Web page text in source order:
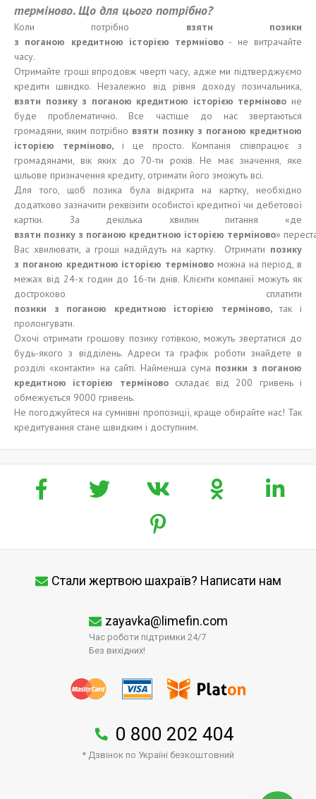
терміново.Що для цього потрібно?
Коли потрібно взяти
позики
з поганою кредитною історією термніово - не витрачайте
часу.
Отримайте гроші впродовж чверті часу, адже ми підтверджуємо
кредити швидко. Незалежно від рівня доходу позичальника,
взяти позику з поганою кредитною історією терміново не
буде проблематично. Все частіше до нас звертаються
громадяни, яким потрібно взяти позику з поганою кредитною
історією
терміново, і це просто. Компанія співпрацює з
громадянами, вік яких до 70-ти років. Не має значення, яке
цільове призначення кредиту, отримати його зможуть всі.
Для того, щоб позика була відкрита на картку, необхідно
додатково зазначити реквізити особистої кредитної чи дебетової
картки. За декілька хвилин питання «де
взяти позику з поганою кредитною історією терміново»
Вас хвилювати, а гроші надійдуть на картку. Отримати позику
з поганою кредитною історією терміново можна на період, в
межах від 24-х годин до 16-ти днів. Клієнти компанії можуть як
достроково сплатити
позики
з поганою кредитною історією терміново,так і
пролонгувати.
Охочі отримати грошову позику готівкою, можуть звертатися до
будь-якого з відділень. Адреси та графік роботи знайдете в
розділі «контакти» на сайті. Найменша сума позики з поганою
кредитною
історією терміновоскладає від 200 гривень і
обмежується 9000 гривень.
Не погоджуйтеся на сумнівні пропозиції, краще обирайте нас! Так
кредитування стане швидким і доступним.
Стали жертвою шахраїв? Написати нам
zayavka@limefin.com
Час роботи підтримки 24/7
Без вихідних!
0 800 202 404
* Дзвінок по Україні безкоштовний